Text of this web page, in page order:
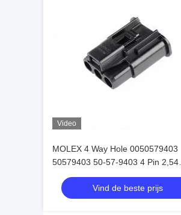
Video
MOLEX 4 Way Hole 0050579403
50579403 50-57-9403 4 Pin 2,54
Autoverbindingen
Vind de beste prijs